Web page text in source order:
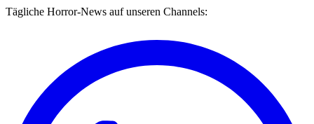
Tägliche Horror-News auf unseren Channels: